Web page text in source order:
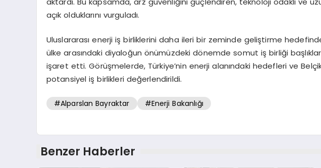
açık olduklarını vurguladı.
Uluslararası enerji iş birliklerini daha ileri bir zeminde geliştirme
ülke arasındaki diyaloğun önümüzdeki dönemde somut iş birliği
işaret etti. Görüşmelerde, Türkiye’nin enerji alanındaki hedefleri ve
potansiyel iş birlikleri değerlendirildi.
#Alparslan Bayraktar #Enerji Bakanlığı
Benzer Haberler